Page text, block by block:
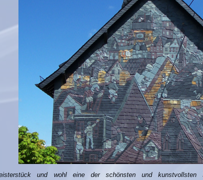
und wohl eine der schönsten und kunstvollsten